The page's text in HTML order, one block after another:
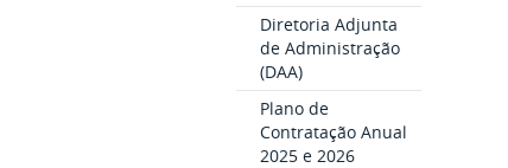
Diretoria Adjunta
de Administração
(DAA)
Plano de
Contratação Anual
2025 e 2026